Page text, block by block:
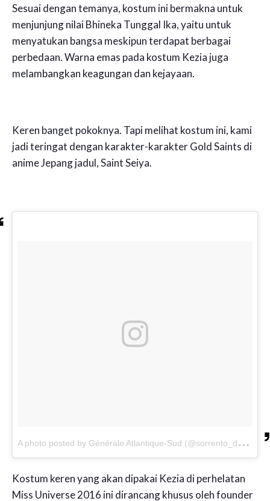
Sesuai dengan temanya, kostum ini bermakna untuk
menjunjung nilai Bhineka Tunggal Ika, yaitu untuk
menyatukan bangsa meskipun terdapat berbagai
perbedaan. Warna emas pada kostum Kezia juga
melambangkan keagungan dan kejayaan.
Keren banget pokoknya. Tapi melihat kostum ini, kami
jadi teringat dengan karakter-karakter Gold Saints di
anime Jepang jadul, Saint Seiya.
A
photo posted by Générale Atlantique-Sud (@sorrento_de_sirene)
Kostum keren yang akan dipakai Kezia di perhelatan
Miss Universe 2016 ini dirancang khusus oleh founder